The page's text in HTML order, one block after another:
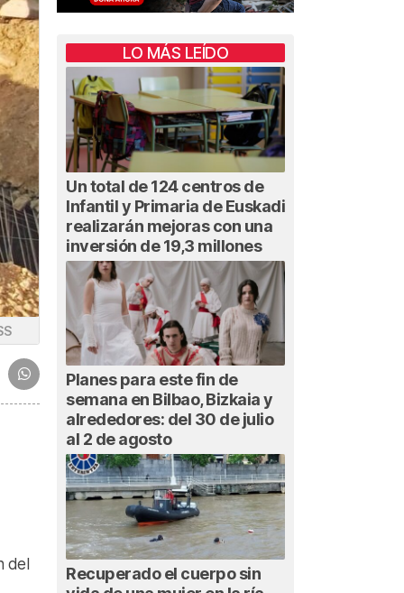
del
LO MÁS LEÍDO
Un total de 124 centros de
Infantil y Primaria de Euskadi
realizarán mejoras con una
inversión de 19,3 millones
Planes para este fin de
semana en Bilbao, Bizkaia y
alrededores: del 30 de julio
al 2 de agosto
Recuperado el cuerpo sin